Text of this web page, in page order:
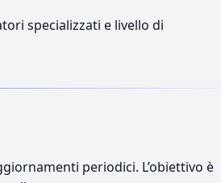
specializzati e livello di
periodici. L’obiettivo è